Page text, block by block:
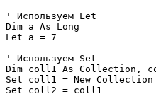
' Используем Let
Dim a As Long
Let a = 7
' Используем Set
Dim coll1 As Collection,
Set coll1 = New Collection